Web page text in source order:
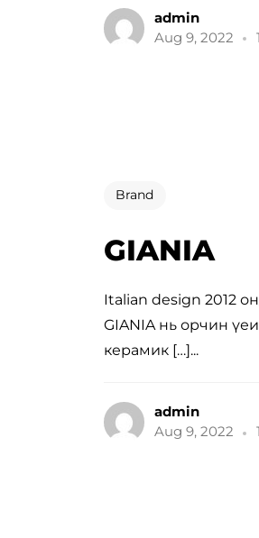
admin
Aug 9, 2022
Brand
GIANIA
Italian design 2012
GIANIA нь орчин
керамик […]...
admin
Aug 9, 2022